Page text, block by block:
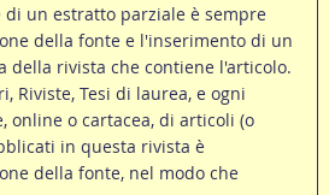
un estratto parziale è sempre
della fonte e l'inserimento di un
della rivista che contiene l'articolo.
Riviste, Tesi di laurea, e ogni
online o cartacea, di articoli (o
in questa rivista è
della fonte, nel modo che